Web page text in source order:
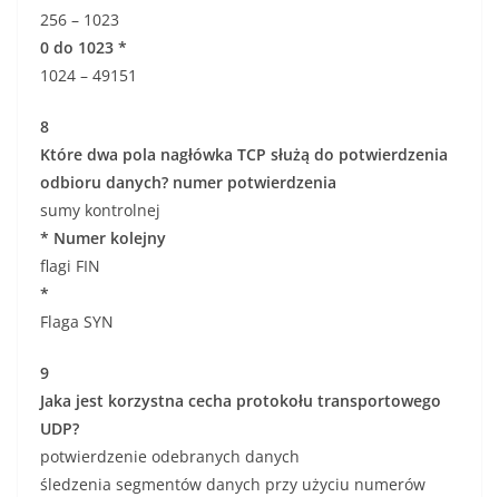
256 – 1023
0 do 1023 *
1024 – 49151
8
Które dwa pola nagłówka TCP służą do potwierdzenia
odbioru danych? numer potwierdzenia
sumy kontrolnej
* Numer kolejny
flagi FIN
*
Flaga SYN
9
Jaka jest korzystna cecha protokołu transportowego
UDP?
potwierdzenie odebranych danych
śledzenia segmentów danych przy użyciu numerów